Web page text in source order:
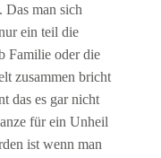
Das man sich
ein teil die
Familie oder die
zusammen bricht
das es gar nicht
für ein Unheil
ist wenn man